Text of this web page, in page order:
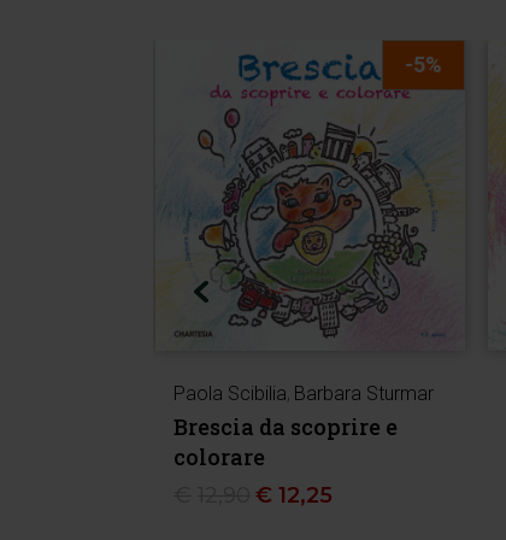
-5%
Paola Scibilia, Barbara Sturmar
Brescia da scoprire e
colorare
€ 12,25